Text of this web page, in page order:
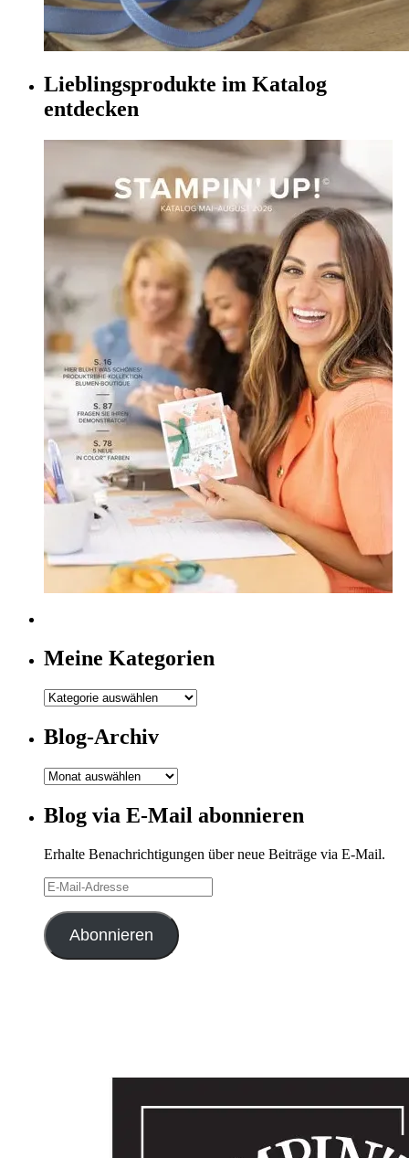
Lieblingsprodukte im Katalog
entdecken
Meine Kategorien
Meine
Blog-Archiv
Blog-
Blog via E-Mail abonnieren
Erhalte Benachrichtigungen über neue Beiträge via E-Mail.
E-
Mail-
Adresse
Abonnieren